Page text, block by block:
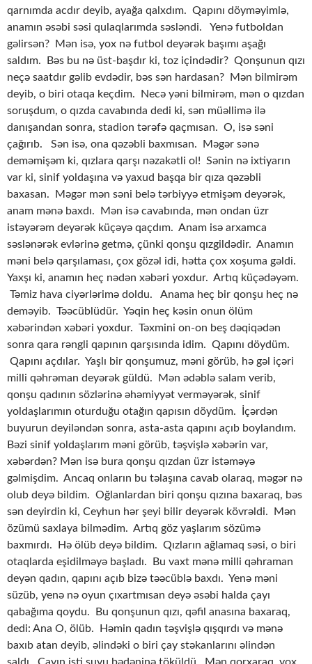
qarnımda acdır deyib, ayağa qalxdım. Qapını döyməyimlə,
anamın əsəbi səsi qulaqlarımda səsləndi. Yenə futboldan
gəlirsən? Mən isə, yox nə futbol deyərək başımı aşağı
saldım. Bəs bu nə üst-başdır ki, toz içindədir? Qonşunun qızı
neçə saatdır gəlib evdədir, bəs sən hardasan? Mən bilmirəm
deyib, o biri otaqa keçdim. Necə yəni bilmirəm, mən o qızdan
soruşdum, o qızda cavabında dedi ki, sən müəllimə ilə
danışandan sonra, stadion tərəfə qaçmısan. O, isə səni
çağırıb. Sən isə, ona qəzəbli baxmısan. Məgər sənə
deməmişəm ki, qızlara qarşı nəzakətli ol! Sənin nə ixtiyarın
var ki, sinif yoldaşına və yaxud başqa bir qıza qəzəbli
baxasan. Məgər mən səni belə tərbiyyə etmişəm deyərək,
anam mənə baxdı. Mən isə cavabında, mən ondan üzr
istəyərəm deyərək küçəyə qaçdım. Anam isə arxamca
səslənərək evlərinə getmə, çünki qonşu qızgildədir. Anamın
məni belə qarşılaması, çox gözəl idi, hətta çox xoşuma gəldi.
Yaxşı ki, anamın heç nədən xəbəri yoxdur. Artıq küçədəyəm.
Təmiz hava ciyərlərimə doldu. Anama heç bir qonşu heç nə
deməyib. Təəcüblüdür. Yəqin heç kəsin onun ölüm
xəbərindən xəbəri yoxdur. Təxmini on-on beş dəqiqədən
sonra qara rəngli qapının qarşısında idim. Qapını döydüm.
Qapını açdılar. Yaşlı bir qonşumuz, məni görüb, hə gəl içəri
milli qəhrəman deyərək güldü. Mən ədəblə salam verib,
qonşu qadının sözlərinə əhəmiyyət verməyərək, sinif
yoldaşlarımın oturduğu otağın qapısın döydüm. İçərdən
buyurun deyiləndən sonra, asta-asta qapını açıb boylandım.
Bəzi sinif yoldaşlarım məni görüb, təşvişlə xəbərin var,
xəbərdən? Mən isə bura qonşu qızdan üzr istəməyə
gəlmişdim. Ancaq onların bu təlaşına cavab olaraq, məgər nə
olub deyə bildim. Oğlanlardan biri qonşu qızına baxaraq, bəs
sən deyirdin ki, Ceyhun hər şeyi bilir deyərək kövrəldi. Mən
özümü saxlaya bilmədim. Artıq göz yaşlarım sözümə
baxmırdı. Hə ölüb deyə bildim. Qızların ağlamaq səsi, o biri
otaqlarda eşidilməyə başladı. Bu vaxt mənə milli qəhraman
deyən qadın, qapını açıb bizə təəcüblə baxdı. Yenə məni
süzüb, yenə nə oyun çıxartmısan deyə əsəbi halda çayı
qabağıma qoydu. Bu qonşunun qızı, qəfil anasına baxaraq,
dedi: Ana O, ölüb. Həmin qadın təşvişlə qışqırdı və mənə
baxıb atan deyib, əlindəki o biri çay stəkanlarını əlindən